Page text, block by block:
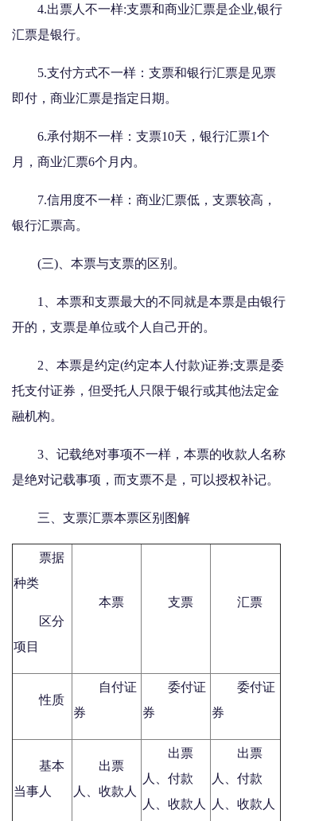
4.出票人不一样:支票和商业汇票是企业,银行
汇票是银行。
5.支付方式不一样：支票和银行汇票是见票
即付，商业汇票是指定日期。
6.承付期不一样：支票10天，银行汇票1个
月，商业汇票6个月内。
7.信用度不一样：商业汇票低，支票较高，
银行汇票高。
(三)、本票与支票的区别。
1、本票和支票最大的不同就是本票是由银行
开的，支票是单位或个人自己开的。
2、本票是约定(约定本人付款)证券;支票是委
托支付证券，但受托人只限于银行或其他法定金
融机构。
3、记载绝对事项不一样，本票的收款人名称
是绝对记载事项，而支票不是，可以授权补记。
三、支票汇票本票区别图解
票据
种类
区分
项目
本票 支票 汇票
性质
自付证
券
委付证
券
委付证
券
基本
当事人
出票
人、收款人
出票
人、付款
人、收款人
出票
人、付款
人、收款人